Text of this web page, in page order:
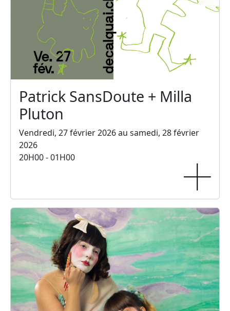
Patrick SansDoute + Milla
Pluton
Vendredi, 27 février 2026 au samedi, 28 février
2026
20H00 - 01H00